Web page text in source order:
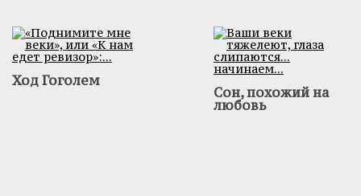
Ход Гоголем
Сон, похожий на
любовь